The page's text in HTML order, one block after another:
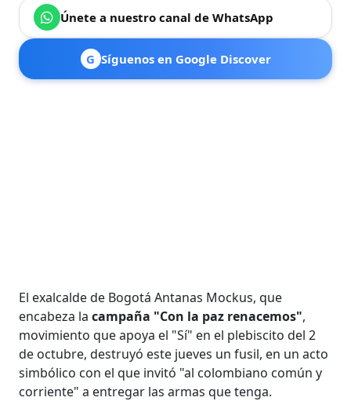
Únete a nuestro canal de WhatsApp
G Síguenos en Google Discover
El exalcalde de Bogotá Antanas Mockus, que
encabeza lacampaña "Con la paz renacemos",
movimiento que apoya el "Sí" en el plebiscito del 2
de octubre, destruyó este jueves un fusil, en un acto
simbólico con el que invitó "al colombiano común y
corriente" a entregar las armas que tenga.